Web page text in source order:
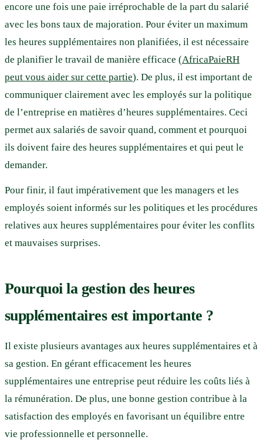
encore une fois une paie irréprochable de la part du salarié
avec les bons taux de majoration. Pour éviter un maximum
les heures supplémentaires non planifiées, il est nécessaire
de planifier le travail de manière efficace (AfricaPaieRH
peut vous aider sur cette partie). De plus, il est important de
communiquer clairement avec les employés sur la politique
de l’entreprise en matières d’heures supplémentaires. Ceci
permet aux salariés de savoir quand, comment et pourquoi
ils doivent faire des heures supplémentaires et qui peut le
demander.
Pour finir, il faut impérativement que les managers et les
employés soient informés sur les politiques et les procédures
relatives aux heures supplémentaires pour éviter les conflits
et mauvaises surprises.
Pourquoi la gestion des heures
supplémentaires est importante ?
Il existe plusieurs avantages aux heures supplémentaires et à
sa gestion. En gérant efficacement les heures
supplémentaires une entreprise peut réduire les coûts liés à
la rémunération. De plus, une bonne gestion contribue à la
satisfaction des employés en favorisant un équilibre entre
vie professionnelle et personnelle.